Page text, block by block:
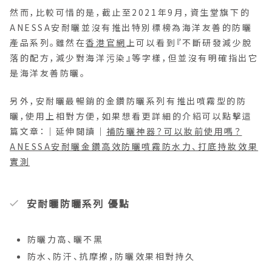
然而，比較可惜的是，截止至2021年9月，資生堂旗下的
ANESSA安耐曬並沒有推出特別標榜為海洋友善的防曬
產品系列。雖然在香港官網上可以看到『不斷研發減少脫
落的配方，減少對海洋污染』等字樣，但並沒有明確指出它
是海洋友善防曬。
另外，安耐曬最暢銷的金鑽防曬系列有推出噴霧型的防
曬，使用上相對方便，如果想看更詳細的介紹可以點擊這
篇文章：｜延伸閱讀｜ 補防曬神器？可以妝前使用嗎？
ANESSA安耐曬金鑽高效防曬噴霧防水力、打底持妝效果
實測
安耐曬防曬系列 優點
防曬力高、曬不黑
防水、防汗、抗摩擦，防曬效果相對持久